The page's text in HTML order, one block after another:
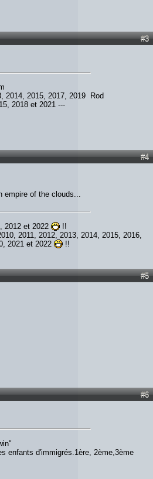
#3
2014, 2015, 2017, 2019 Rod
2018 et 2021 ---
#4
empire of the clouds...
2012 et 2022
!!
2011, 2012, 2013, 2014, 2015, 2016,
2021 et 2022
!!
#5
#6
enfants d'immigrés.1ère, 2ème,3ème